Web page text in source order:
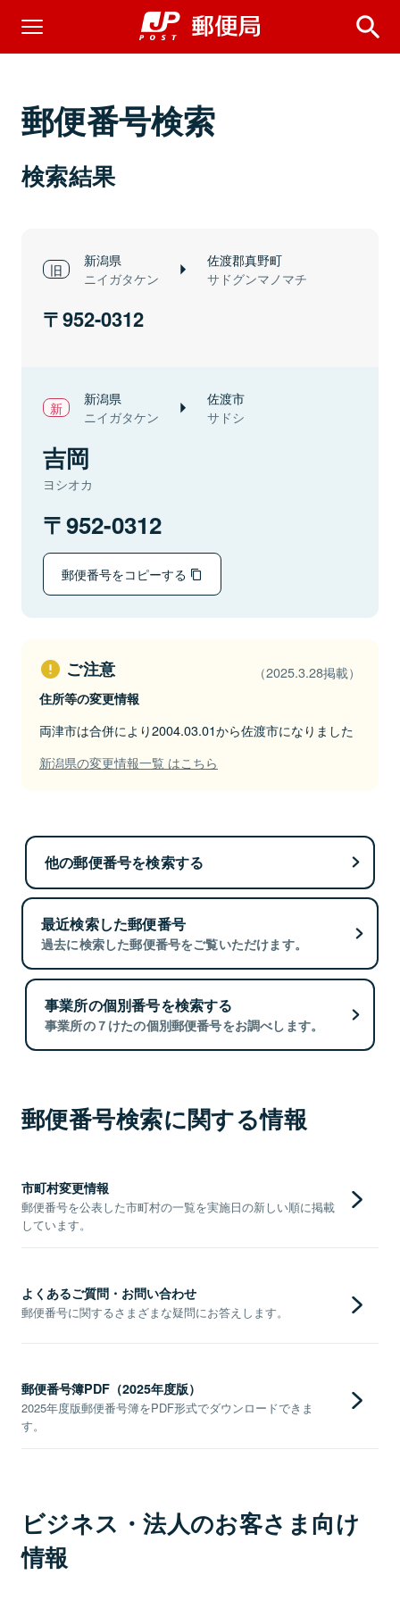
郵便番号検索
検索結果
新潟県
ニイガタケン
佐渡郡真野町
サドグンマノマチ
952-0312
新潟県
ニイガタケン
佐渡市
サドシ
吉岡
ヨシオカ
952-0312
郵便番号をコピーする
ご注意 （2025.3.28掲載）
住所等の変更情報
両津市は合併により2004.03.01から佐渡市になりました
新潟県の変更情報一覧 はこちら
他の郵便番号を検索する
最近検索した郵便番号
過去に検索した郵便番号をご覧いただけます。
事業所の個別番号を検索する
事業所の７けたの個別郵便番号をお調べします。
郵便番号検索に関する情報
市町村変更情報
郵便番号を公表した市町村の一覧を実施日の新しい順に掲載
しています。
よくあるご質問・お問い合わせ
郵便番号に関するさまざまな疑問にお答えします。
郵便番号簿PDF（2025年度版）
2025年度版郵便番号簿をPDF形式でダウンロードできま
す。
ビジネス・法人のお客さま向け
情報